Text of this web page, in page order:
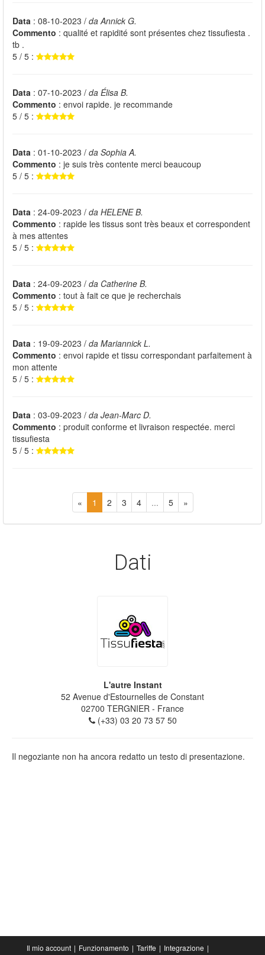
Data : 08-10-2023 / da Annick G.
Commento : qualité et rapidité sont présentes chez tissufiesta .
tb .
5 / 5 :
Data : 07-10-2023 / da Élisa B.
Commento : envoi rapide. je recommande
5 / 5 :
Data : 01-10-2023 / da Sophia A.
Commento : je suis très contente merci beaucoup
5 / 5 :
Data : 24-09-2023 / da HELENE B.
Commento : rapide les tissus sont très beaux et correspondent
à mes attentes
5 / 5 :
Data : 24-09-2023 / da Catherine B.
Commento : tout à fait ce que je recherchais
5 / 5 :
Data : 19-09-2023 / da Mariannick L.
Commento : envoi rapide et tissu correspondant parfaitement à
mon attente
5 / 5 :
Data : 03-09-2023 / da Jean-Marc D.
Commento : produit conforme et livraison respectée. merci
tissufiesta
5 / 5 :
« 1 2 3 4 ... 5 »
Dati
L'autre Instant
52 Avenue d'Estournelles de Constant
02700 TERGNIER - France
(+33) 03 20 73 57 50
Il negoziante non ha ancora redatto un testo di presentazione.
Il mio account Funzionamento Tariffe
Integrazione